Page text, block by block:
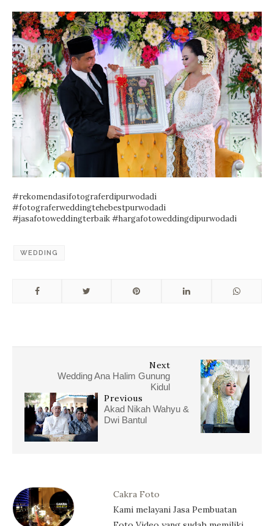
#rekomendasifotograferdipurwodadi
#fotograferweddingtehebestpurwodadi
#jasafotoweddingterbaik #hargafotoweddingdipurwodadi
WEDDING
Next
Wedding Ana Halim Gunung
Kidul
Previous
Akad Nikah Wahyu &
Dwi Bantul
Cakra Foto
Kami melayani Jasa Pembuatan